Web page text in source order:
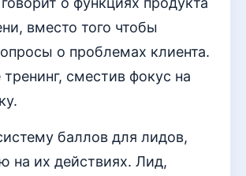
вместо того чтобы
о проблемах клиента.
сместив фокус на
баллов для лидов,
на их действиях. Лид,